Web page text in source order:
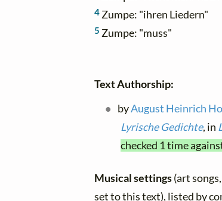
4Zumpe: "ihren Liedern"
5 Zumpe: "muss"
Text Authorship:
byAugust Heinrich
Lyrische Gedichte, in
checked 1 time
Musical settings(art
set to this text), listed by